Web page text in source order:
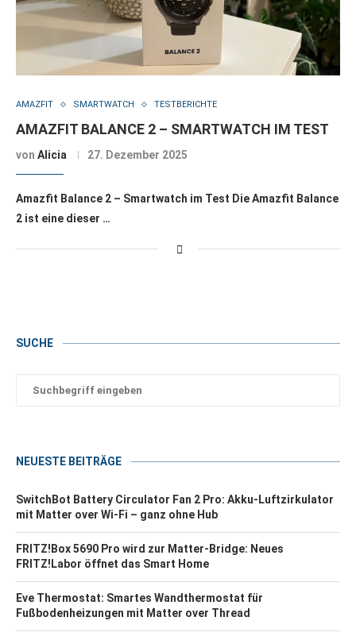
AMAZFIT SMARTWATCH TESTBERICHTE
AMAZFIT BALANCE 2 – SMARTWATCH IM TEST
von Alicia 27. Dezember 2025
Amazfit Balance 2 – Smartwatch im Test Die Amazfit Balance
2 ist eine dieser …
SUCHE
NEUESTE BEITRÄGE
SwitchBot Battery Circulator Fan 2 Pro: Akku-Luftzirkulator
mit Matter over Wi-Fi – ganz ohne Hub
FRITZ!Box 5690 Pro wird zur Matter-Bridge: Neues
FRITZ!Labor öffnet das Smart Home
Eve Thermostat: Smartes Wandthermostat für
Fußbodenheizungen mit Matter over Thread